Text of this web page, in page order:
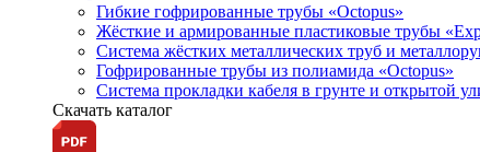
Гибкие гофрированные трубы «Octopus»
Жёсткие и армированные пластиковые трубы
Система жёстких металлических труб и
Гофрированные трубы из полиамида «Octopus»
Система прокладки кабеля в грунте и открытой
Скачать каталог